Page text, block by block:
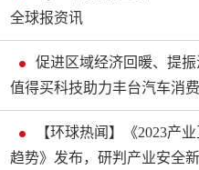
全球报资讯
促进区域经济回暖、提振
值得买科技助力丰台汽车消
【环球热闻】《2023产
趋势》发布，研判产业安全